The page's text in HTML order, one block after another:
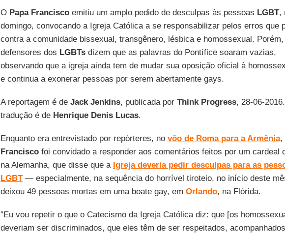
O Papa Franciscoemitiu um amplo pedido de desculpas às pessoas LGBT,
domingo, convocando a Igreja Católica a se responsabilizar pelos erros que
contra a comunidade bissexual, transgênero, lésbica e homossexual.
defensores dos LGBTsdizem que as palavras do Pontífice soaram vazias,
observando que a igreja ainda tem de mudar sua oposição oficial à
e continua a exonerar pessoas por serem abertamente gays.
A reportagem é de Jack Jenkins, publicada por Think Progress, 28-06-
tradução é de Henrique Denis Lucas.
Enquanto era entrevistado por repórteres, no vôo de Roma para a Armênia,
Franciscofoi convidado a responder aos comentários feitos por um cardeal
na Alemanha, que disse que a Igreja deveria pedir desculpas para as
LGBT— especialmente, na sequência do horrível tiroteio, no início deste
deixou 49 pessoas mortas em uma boate gay, em Orlando, na Flórida.
"Eu vou repetir o que o Catecismo da Igreja Católica diz: que [os
deveriam ser discriminados, que eles têm de ser respeitados, acompanhados